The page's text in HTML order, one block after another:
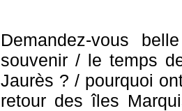
Demandez-vous
souvenir / le temps
Jaurès ? / pourquoi
retour des îles